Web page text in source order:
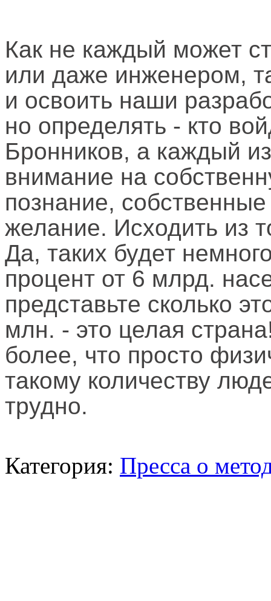
Как не каждый может
или даже инженером,
и освоить наши
но определять - кто
Бронников, а каждый
внимание на
познание,
желание. Исходить из
Да, таких будет
процент от 6 млрд.
представьте сколько
млн. - это целая
более, что просто
такому количеству
трудно.
Категория: Пресса о